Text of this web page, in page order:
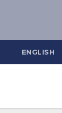
ENGLISH